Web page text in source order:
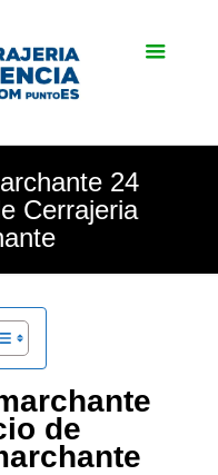
24
Cerrajeria
de